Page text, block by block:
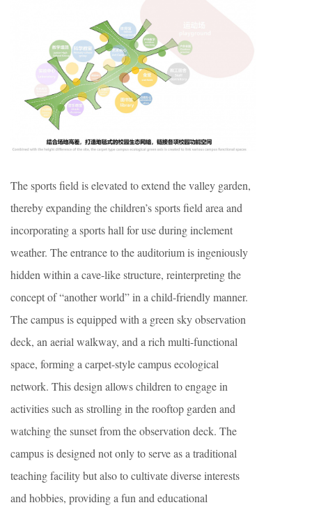
The sports field is elevated to extend the valley garden,
thereby expanding the children’s sports field area and
incorporating a sports hall for use during inclement
weather. The entrance to the auditorium is ingeniously
hidden within a cave-like structure, reinterpreting the
concept of “another world” in a child-friendly manner.
The campus is equipped with a green sky observation
deck, an aerial walkway, and a rich multi-functional
space, forming a carpet-style campus ecological
network. This design allows children to engage in
activities such as strolling in the rooftop garden and
watching the sunset from the observation deck. The
campus is designed not only to serve as a traditional
teaching facility but also to cultivate diverse interests
and hobbies, providing a fun and educational